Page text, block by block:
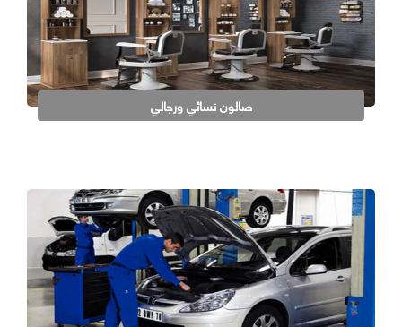
صالون نسائي ورجالي